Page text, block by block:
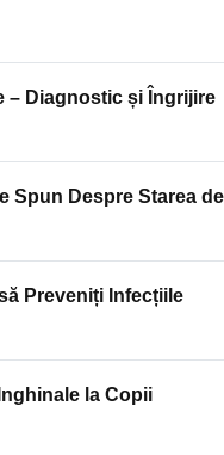
– Diagnostic și Îngrijire
Spun Despre Starea de
Preveniți Infecțiile
la Copii